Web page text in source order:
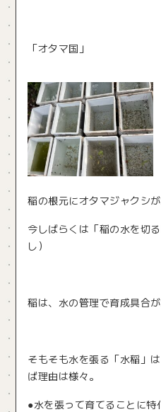
「オタマ国」
稲の根元にオタマジャクシ
今しばらくは「稲の水を切
し）
稲は、水の管理で育成具合
そもそも水を張る「水稲」
ば理由は様々。
●水を張って育てることに